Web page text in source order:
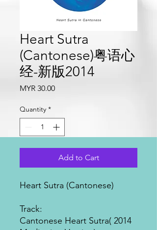
Heart Sutra
(Cantonese)粤语心
经-新版2014
MYR 30.00Price
Quantity *
Add to Cart
Heart Sutra (Cantonese)
Track:
Cantonese Heart Sutra( 2014